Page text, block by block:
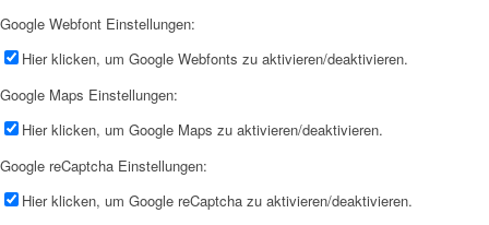
Google Webfont Einstellungen:
Hier klicken, um Google Webfonts zu aktivieren/deaktivieren.
Google Maps Einstellungen:
Hier klicken, um Google Maps zu aktivieren/deaktivieren.
Google reCaptcha Einstellungen:
Hier klicken, um Google reCaptcha zu aktivieren/deaktivieren.